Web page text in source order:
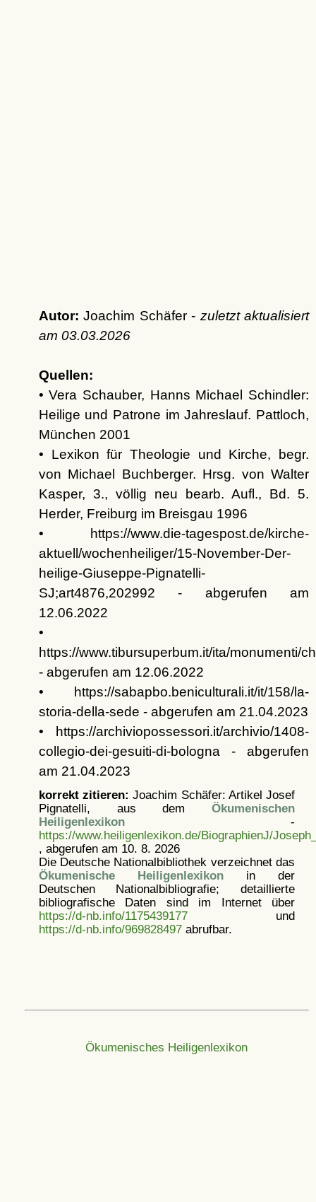
Autor: Joachim Schäfer - zuletzt aktualisiert
am 03.03.2026
Quellen:
• Vera Schauber, Hanns Michael Schindler:
Heilige und Patrone im Jahreslauf. Pattloch,
München 2001
• Lexikon für Theologie und Kirche, begr.
von Michael Buchberger. Hrsg. von Walter
Kasper, 3., völlig neu bearb. Aufl., Bd. 5.
Herder, Freiburg im Breisgau 1996
• https://www.die-tagespost.de/kirche-
aktuell/wochenheiliger/15-November-Der-
heilige-Giuseppe-Pignatelli-
SJ;art4876,202992 - abgerufen am
12.06.2022
•
https://www.tibursuperbum.it/ita/monumenti/
- abgerufen am 12.06.2022
• https://sabapbo.beniculturali.it/it/158/la-
storia-della-sede - abgerufen am 21.04.2023
• https://archiviopossessori.it/archivio/1408-
collegio-dei-gesuiti-di-bologna - abgerufen
am 21.04.2023
korrekt zitieren: Joachim Schäfer: ArtikelJosef
Pignatelli, aus dem Ökumenischen
Heiligenlexikon-
https://www.heiligenlexikon.de/BiographienJ/
, abgerufen am 10. 8. 2026
Die Deutsche Nationalbibliothek verzeichnet das
Ökumenische Heiligenlexikonin der
Deutschen Nationalbibliografie; detaillierte
bibliografische Daten sind im Internet über
https://d-nb.info/1175439177und
https://d-nb.info/969828497abrufbar.
Ökumenisches Heiligenlexikon